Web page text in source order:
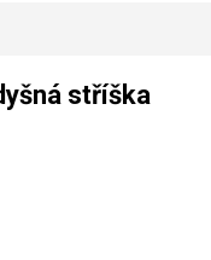
stříška